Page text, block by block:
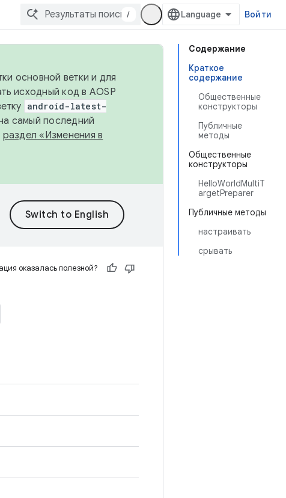
/ Войти
Содержание
Краткое
содержание
Общественные
конструкторы
Публичные
методы
Общественные
конструкторы
HelloWorldMultiT
argetPreparer
Публичные методы
настраивать
срывать
основной ветки и для
исходный код в AOSP
android-latest-
самый последний
раздел «Изменения в
оказалась полезной?